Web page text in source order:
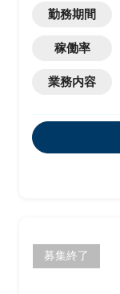
勤務期間
稼働率
業務内容
募集終了